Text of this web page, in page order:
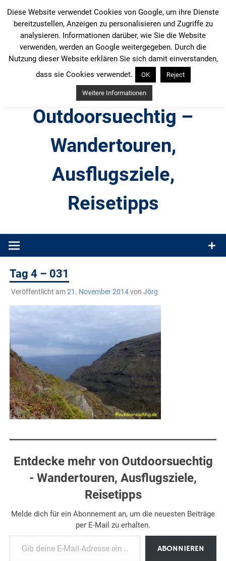
Inhalt
springen
Outdoorsuechtig –
Wandertouren,
Ausflugsziele,
Reisetipps
Produkttests und Buchrezensionen. Ein Blog für alle, die gern
Tag 4 – 031
Veröffentlicht am21. November 2014von Jörg
Entdecke mehr von Outdoorsuechtig
- Wandertouren, Ausflugsziele,
Reisetipps
Melde dich für ein Abonnement an, um die neuesten Beiträge
per E-Mail zu erhalten.
Gib deine E-Mail-Adresse ein ...
ABONNIEREN
Diese Website verwendet Cookies von Google, um ihre Dienste
bereitzustellen, Anzeigen zu personalisieren und Zugriffe zu
analysieren. Informationen darüber, wie Sie die Website
verwenden, werden an Google weitergegeben. Durch die
Nutzung dieser Website erklären Sie sich damit einverstanden,
dass sie Cookies verwendet.
OK Reject
Weitere Informationen